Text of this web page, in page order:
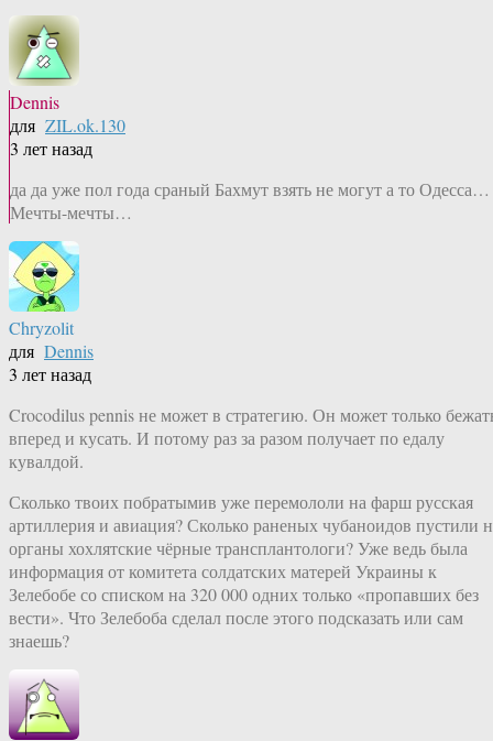
Dennis
для ZIL.ok.130
3 лет назад
да да уже пол года сраный Бахмут взять не могут а то Одесса…
Мечты-мечты…
Chryzolit
для Dennis
3 лет назад
Crocodilus pennis не может в стратегию. Он может только
вперед и кусать. И потому раз за разом получает по едалу
кувалдой.
Сколько твоих побратымив уже перемололи на фарш русская
артиллерия и авиация? Сколько раненых чубаноидов пустили
органы хохлятские чёрные трансплантологи? Уже ведь была
информация от комитета солдатских матерей Украины к
Зелебобе со списком на 320 000 одних только «пропавших без
вести». Что Зелебоба сделал после этого подсказать или сам
знаешь?